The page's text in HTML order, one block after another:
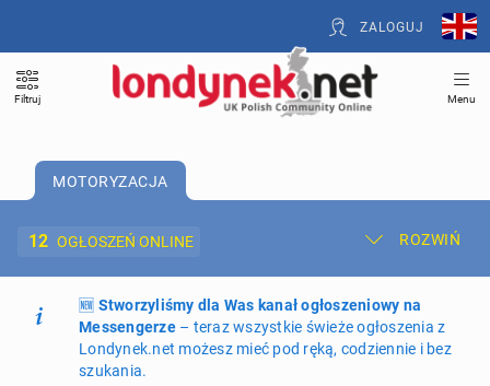
ZALOGUJ
Filtruj Menu
MOTORYZACJA
12 OGŁOSZEŃ ONLINE ROZWIŃ
Dodaj ogłoszenie Moje ogłoszenia
Oferta i cennik ogłoszeń
🆕 Stworzyliśmy dla Was kanał ogłoszeniowy na
Messengerze– teraz wszystkie świeże ogłoszenia z
Londynek.net możesz mieć pod ręką, codziennie i bez
szukania.